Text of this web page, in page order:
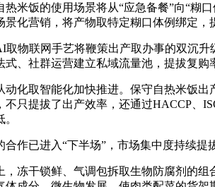
饭的使用场景将从“应急备餐”向“糊口
景化营销，将产物取特定糊口体例绑定，
联网手艺将鞭策出产取办事的双沉升
式、社群运营建立私域流量池，提拔复
取智能化加快推进。保守自热米饭出
不只提拔了出产效率，还通过HACCP、
已进入“下半场”，市场集中度持续提
干锁鲜、气调包拆取生物防腐剂的组